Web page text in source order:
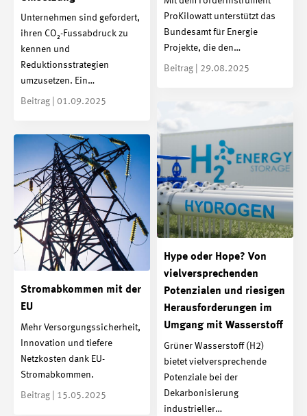
Unternehmen sind gefordert,
ihren CO₂-Fussabdruck zu
kennen und
Reduktionsstrategien
umzusetzen. Ein…
Beitrag | 01.09.2025
ProKilowatt unterstützt das
Bundesamt für Energie
Projekte, die den…
Beitrag | 29.08.2025
Hype oder Hope? Von
vielversprechenden
Potenzialen und riesigen
Herausforderungen im
Umgang mit Wasserstoff
Grüner Wasserstoff (H2)
bietet vielversprechende
Potenziale bei der
Dekarbonisierung
industrieller…
Stromabkommen mit der
EU
Mehr Versorgungssicherheit,
Innovation und tiefere
Netzkosten dank EU-
Stromabkommen.
Beitrag | 15.05.2025